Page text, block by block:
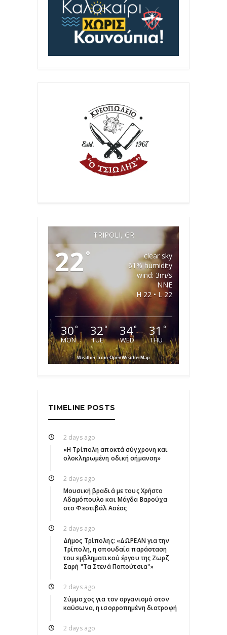
TRIPOLI, GR
22 °
clear sky
61% humidity
wind: 3m/s
NNE
H 22 • L 22
30°
MON
32°
TUE
34°
WED
31 °
THU
Weather from OpenWeatherMap
TIMELINE POSTS
2 days ago
«Η Τρίπολη αποκτά σύγχρονη και
ολοκληρωμένη οδική σήμανση»
2 days ago
Μουσική βραδιά με τους Χρήστο
Αδαμόπουλο και Μάγδα Βαρούχα
στο Φεστιβάλ Ασέας
2 days ago
Δήμος Τρίπολης: «ΔΩΡΕΑΝ για την
Τρίπολη, η σπουδαία παράσταση
του εμβληματικού έργου της Ζωρζ
Σαρή "Τα Στενά Παπούτσια"»
2 days ago
Σύμμαχος για τον οργανισμό στον
καύσωνα, η ισορροπημένη διατροφή
2 days ago